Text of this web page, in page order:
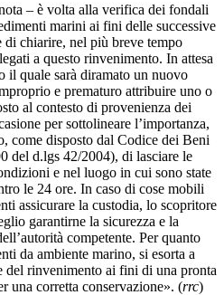
– è volta alla verifica dei fondali
marini ai fini delle successive
di chiarire, nel più breve tempo
a questo rinvenimento. In attesa
il quale sarà diramato un nuovo
e prematuro attribuire uno o
al contesto di provenienza dei
per sottolineare l’importanza,
come disposto dal Codice dei Beni
del d.lgs 42/2004), di lasciare le
e nel luogo in cui sono state
le 24 ore. In caso di cose mobili
assicurare la custodia, lo scopritore
garantirne la sicurezza e la
competente. Per quanto
da ambiente marino, si esorta a
del rinvenimento ai fini di una pronta
una corretta conservazione». (rrc)